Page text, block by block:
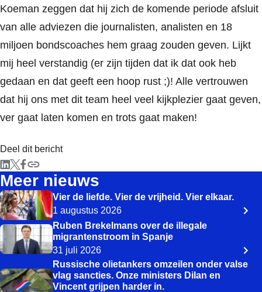
Koeman zeggen dat hij zich de komende periode afsluit
van alle adviezen die journalisten, analisten en 18
miljoen bondscoaches hem graag zouden geven. Lijkt
mij heel verstandig (er zijn tijden dat ik dat ook heb
gedaan en dat geeft een hoop rust ;)! Alle vertrouwen
dat hij ons met dit team heel veel kijkplezier gaat geven,
ver gaat laten komen en trots gaat maken!
Deel dit bericht
Meer nieuws
Vier de liefde. Vier de vrijheid. Vier elkaar.
1 augustus 2026
Ruben Brekelmans over de illegale
migrantenstroom in Spanje
31 juli 2026
Russische olietankers omzeilen onder valse
vlag sancties. Onze ministers Dilan en
Vincent grijpen harder in.